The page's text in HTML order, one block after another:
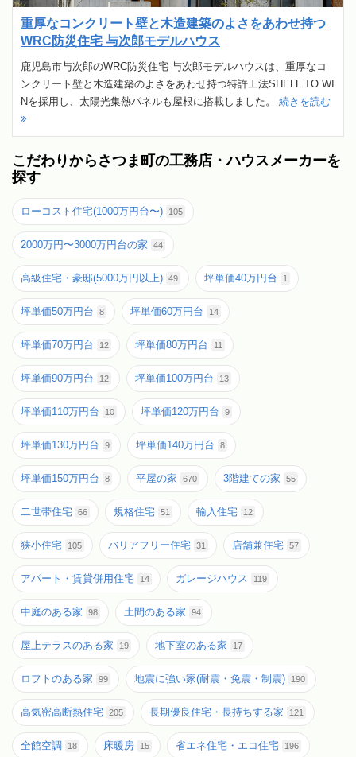
重厚なコンクリート壁と木造建築のよさをあわせ持つ
WRC防災住宅 与次郎モデルハウス
鹿児島市与次郎のWRC防災住宅 与次郎モデルハウスは、重厚なコ
ンクリート壁と木造建築のよさをあわせ持つ特許工法SHELL TO WI
Nを採用し、太陽光集熱パネルも屋根に搭載しました。 続きを読む
こだわりからさつま町の工務店・ハウスメーカーを
探す
ローコスト住宅(1000万円台〜) 105
2000万円〜3000万円台の家 44
高級住宅・豪邸(5000万円以上) 49 坪単価40万円台 1
坪単価50万円台 8 坪単価60万円台 14
坪単価70万円台 12 坪単価80万円台 11
坪単価90万円台 12 坪単価100万円台 13
坪単価110万円台 10 坪単価120万円台 9
坪単価130万円台 9 坪単価140万円台 8
坪単価150万円台 8 平屋の家 670 3階建ての家 55
二世帯住宅 66 規格住宅 51 輸入住宅 12
狭小住宅 105 バリアフリー住宅 31 店舗兼住宅 57
アパート・賃貸併用住宅 14 ガレージハウス 119
中庭のある家 98 土間のある家 94
屋上テラスのある家 19 地下室のある家 17
ロフトのある家 99 地震に強い家(耐震・免震・制震) 190
高気密高断熱住宅 205 長期優良住宅・長持ちする家 121
全館空調 18 床暖房 15 省エネ住宅・エコ住宅 196